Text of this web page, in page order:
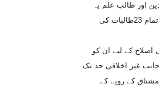
اور طالب علم یہ
مسئلہ عوام کے روبرولانے میں ناکام رہے ہیں۔ باعثِ تشویش اَمر یہ ہے کہ مشتاق سکول میں زیرِتعلیم تمام 23طالبات کی
کے لیے ان کو
غیر اخلاقی حد تک
مشتاق کے رویے کے